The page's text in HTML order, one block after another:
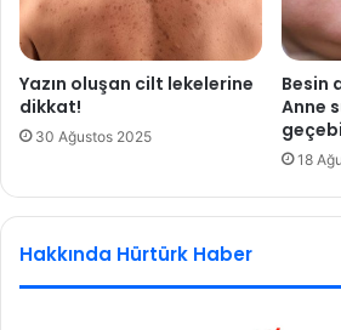
ı
ğ
ı
n
d
e
e
Yazın oluşan cilt lekelerine
dikkat!
30 Ağustos 2025
Besin
Anne
18
Hakkında Hürtürk Haber